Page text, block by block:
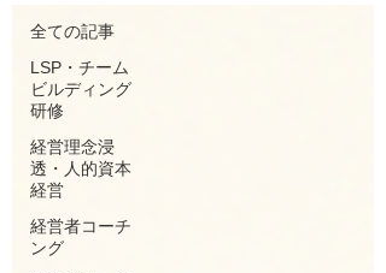
全ての記事
LSP・チーム
ビルディング
研修
経営理念浸
透・人的資本
経営
経営者コーチ
ング